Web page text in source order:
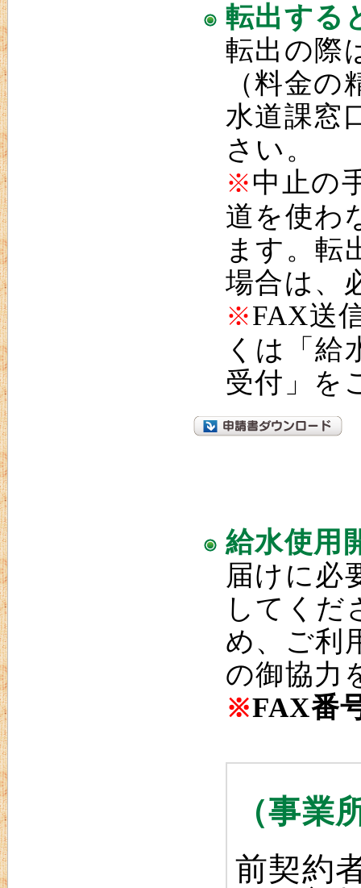
転出する
転出の際
（料金
水道課窓
さい。
※ 中止の
道を使わ
ます。転
場合は、
※FAX送
くは「給
受付」を
給水使用
届けに必
してくだ
め、ご利
の御協力
※FAX番
（事業
前契約